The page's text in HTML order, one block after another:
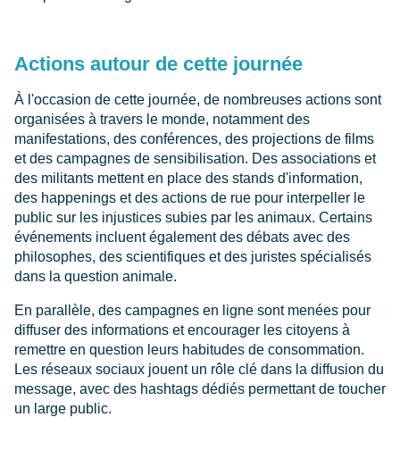
Actions autour de cette journée
À l'occasion de cette journée, de nombreuses actions sont
organisées à travers le monde, notamment des
manifestations, des conférences, des projections de films
et des campagnes de sensibilisation. Des associations et
des militants mettent en place des stands d'information,
des happenings et des actions de rue pour interpeller le
public sur les injustices subies par les animaux. Certains
événements incluent également des débats avec des
philosophes, des scientifiques et des juristes spécialisés
dans la question animale.
En parallèle, des campagnes en ligne sont menées pour
diffuser des informations et encourager les citoyens à
remettre en question leurs habitudes de consommation.
Les réseaux sociaux jouent un rôle clé dans la diffusion du
message, avec des hashtags dédiés permettant de toucher
un large public.